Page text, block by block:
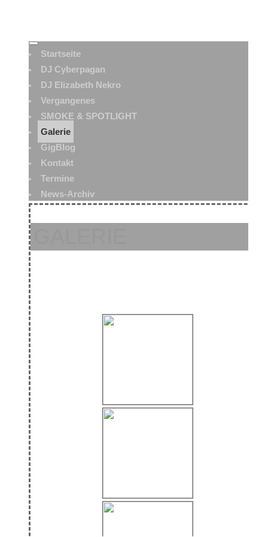
Startseite
DJ Cyberpagan
DJ Elizabeth Nekro
Vergangenes
SMOKE & SPOTLIGHT
Galerie
GigBlog
Kontakt
Termine
News-Archiv